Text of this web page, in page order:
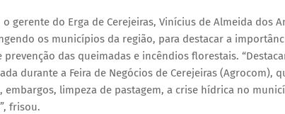
o gerente do Erga de Cerejeiras, Vinícius de Almeida dos
os municípios da região, para destacar a
prevenção das queimadas e incêndios florestais.
durante a Feira de Negócios de Cerejeiras (Agrocom),
embargos, limpeza de pastagem, a crise hídrica no
frisou.